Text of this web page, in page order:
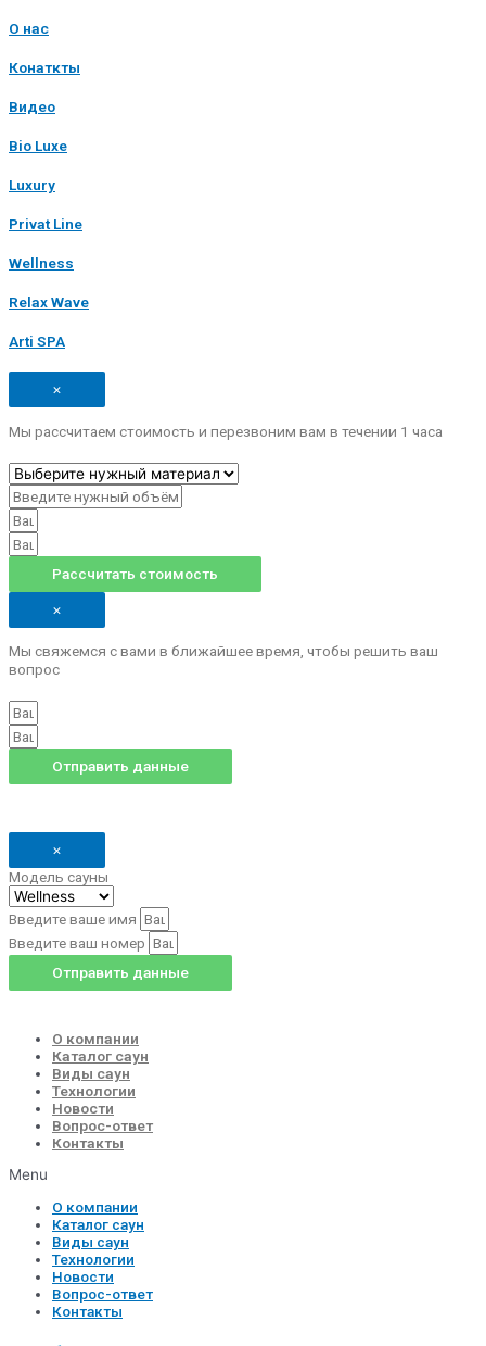
О нас
Конаткты
Видео
Bio Luxe
Luxury
Privat Line
Wellness
Relax Wave
Arti SPA
×
Мы рассчитаем стоимоcть и перезвоним вам в течении 1 часа
Рассчитать стоимость
×
Мы свяжемся с вами в ближайшее время, чтобы решить ваш
вопрос
Отправить данные
×
Модель сауны
Введите ваше имя
Введите ваш номер
Отправить данные
О компании
Каталог саун
Виды саун
Технологии
Новости
Вопрос-ответ
Контакты
Menu
О компании
Каталог саун
Виды саун
Технологии
Новости
Вопрос-ответ
Контакты